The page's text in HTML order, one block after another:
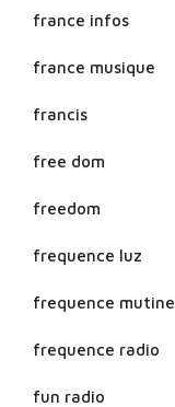
france infos
france musique
francis
free dom
freedom
frequence luz
frequence mutine
frequence radio
fun radio